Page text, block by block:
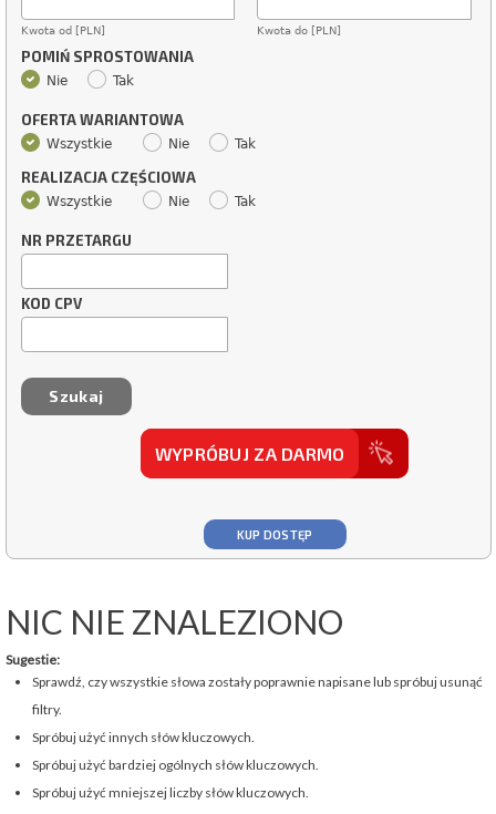
Kwota od [PLN] Kwota do [PLN]
POMIŃ SPROSTOWANIA
Nie Tak
OFERTA WARIANTOWA
Wszystkie Nie Tak
REALIZACJA CZĘŚCIOWA
Wszystkie Nie Tak
NR PRZETARGU
KOD CPV
WYPRÓBUJ ZA DARMO
KUP DOSTĘP
NIC NIE ZNALEZIONO
Sugestie:
Sprawdź, czy wszystkie słowa zostały poprawnie napisane lub spróbuj usunąć
filtry.
Spróbuj użyć innych słów kluczowych.
Spróbuj użyć bardziej ogólnych słów kluczowych.
Spróbuj użyć mniejszej liczby słów kluczowych.